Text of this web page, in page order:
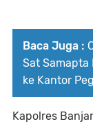
Baca Juga :
Sat Samapta
ke Kantor
Kapolres